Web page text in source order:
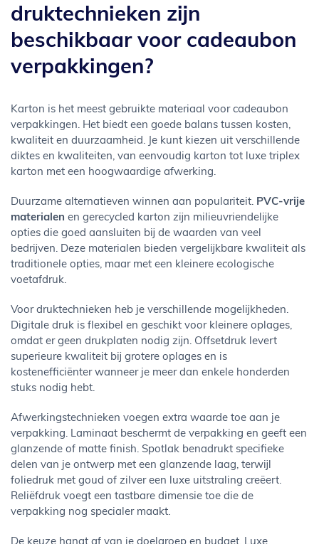
druktechnieken zijn
beschikbaar voor cadeaubon
verpakkingen?
Karton is het meest gebruikte materiaal voor cadeaubon
verpakkingen. Het biedt een goede balans tussen kosten,
kwaliteit en duurzaamheid. Je kunt kiezen uit verschillende
diktes en kwaliteiten, van eenvoudig karton tot luxe triplex
karton met een hoogwaardige afwerking.
Duurzame alternatieven winnen aan populariteit. PVC-vrije
materialen en gerecycled karton zijn milieuvriendelijke
opties die goed aansluiten bij de waarden van veel
bedrijven. Deze materialen bieden vergelijkbare kwaliteit als
traditionele opties, maar met een kleinere ecologische
voetafdruk.
Voor druktechnieken heb je verschillende mogelijkheden.
Digitale druk is flexibel en geschikt voor kleinere oplages,
omdat er geen drukplaten nodig zijn. Offsetdruk levert
superieure kwaliteit bij grotere oplages en is
kostenefficiënter wanneer je meer dan enkele honderden
stuks nodig hebt.
Afwerkingstechnieken voegen extra waarde toe aan je
verpakking. Laminaat beschermt de verpakking en geeft een
glanzende of matte finish. Spotlak benadrukt specifieke
delen van je ontwerp met een glanzende laag, terwijl
foliedruk met goud of zilver een luxe uitstraling creëert.
Reliëfdruk voegt een tastbare dimensie toe die de
verpakking nog specialer maakt.